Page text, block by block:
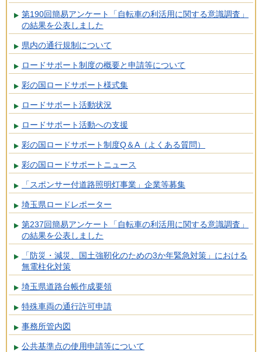
第190回簡易アンケート「自転車の利活用に関する意識調査」
の結果を公表しました
県内の通行規制について
ロードサポート制度の概要と申請等について
彩の国ロードサポート様式集
ロードサポート活動状況
ロードサポート活動への支援
彩の国ロードサポート制度Q＆A（よくある質問）
彩の国ロードサポートニュース
「スポンサー付道路照明灯事業」企業等募集
埼玉県ロードレポーター
第237回簡易アンケート「自転車の利活用に関する意識調査」
の結果を公表しました
「防災・減災、国土強靭化のための3か年緊急対策」における
無電柱化対策
埼玉県道路台帳作成要領
特殊車両の通行許可申請
事務所管内図
公共基準点の使用申請等について